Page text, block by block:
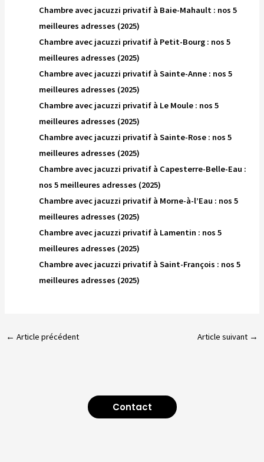
Chambre avec jacuzzi privatif à Baie-Mahault : nos 5
meilleures adresses (2025)
Chambre avec jacuzzi privatif à Petit-Bourg : nos 5
meilleures adresses (2025)
Chambre avec jacuzzi privatif à Sainte-Anne : nos 5
meilleures adresses (2025)
Chambre avec jacuzzi privatif à Le Moule : nos 5
meilleures adresses (2025)
Chambre avec jacuzzi privatif à Sainte-Rose : nos 5
meilleures adresses (2025)
Chambre avec jacuzzi privatif à Capesterre-Belle-Eau :
nos 5 meilleures adresses (2025)
Chambre avec jacuzzi privatif à Morne-à-l’Eau : nos 5
meilleures adresses (2025)
Chambre avec jacuzzi privatif à Lamentin : nos 5
meilleures adresses (2025)
Chambre avec jacuzzi privatif à Saint-François : nos 5
meilleures adresses (2025)
← Article précédent Article suivant →
Contact